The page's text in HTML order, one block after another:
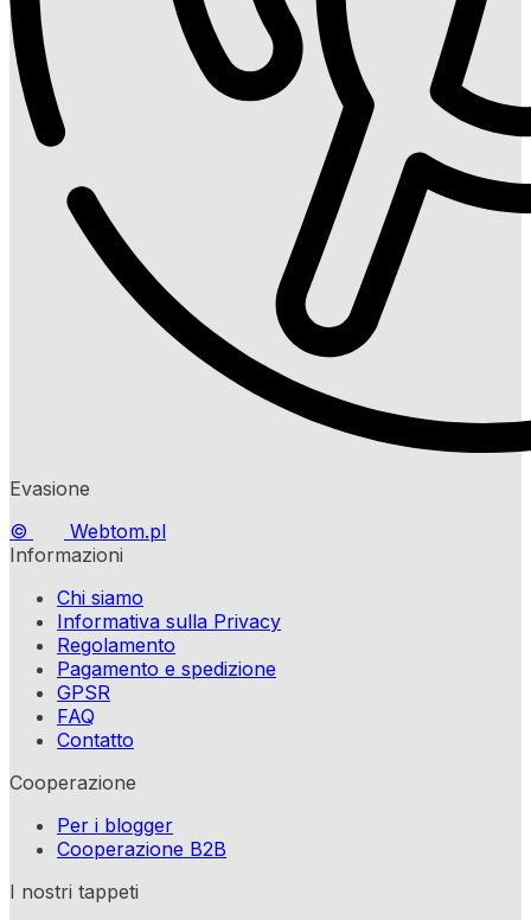
Evasione
©
Webtom.pl
Informazioni
Chi siamo
Informativa sulla Privacy
Regolamento
Pagamento e spedizione
GPSR
FAQ
Contatto
Cooperazione
Per i blogger
Cooperazione B2B
I nostri tappeti